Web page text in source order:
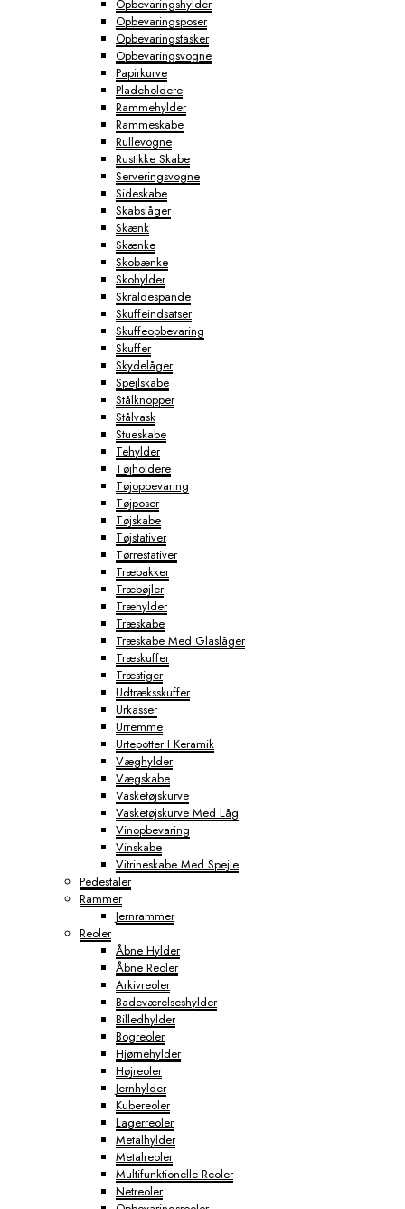
Opbevaringshylder
Opbevaringsposer
Opbevaringstasker
Opbevaringsvogne
Papirkurve
Pladeholdere
Rammehylder
Rammeskabe
Rullevogne
Rustikke Skabe
Serveringsvogne
Sideskabe
Skabslåger
Skænk
Skænke
Skobænke
Skohylder
Skraldespande
Skuffeindsatser
Skuffeopbevaring
Skuffer
Skydelåger
Spejlskabe
Stålknopper
Stålvask
Stueskabe
Tehylder
Tøjholdere
Tøjopbevaring
Tøjposer
Tøjskabe
Tøjstativer
Tørrestativer
Træbakker
Træbøjler
Træhylder
Træskabe
Træskabe Med Glaslåger
Træskuffer
Træstiger
Udtræksskuffer
Urkasser
Urremme
Urtepotter I Keramik
Væghylder
Vægskabe
Vasketøjskurve
Vasketøjskurve Med Låg
Vinopbevaring
Vinskabe
Vitrineskabe Med Spejle
Pedestaler
Rammer
Jernrammer
Reoler
Åbne Hylder
Åbne Reoler
Arkivreoler
Badeværelseshylder
Billedhylder
Bogreoler
Hjørnehylder
Højreoler
Jernhylder
Kubereoler
Lagerreoler
Metalhylder
Metalreoler
Multifunktionelle Reoler
Netreoler